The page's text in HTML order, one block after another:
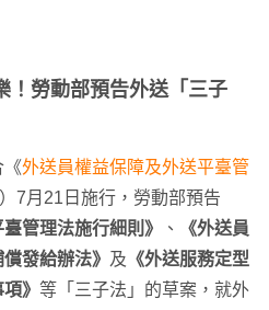
！勞動部預告外送「三子
《外送員權益保障及外送平臺管
7月21日施行，勞動部預告
管理法施行細則》
、
《外送員
發給辦法》 及 《外送服務定型
》 等「三子法」的草案，就外